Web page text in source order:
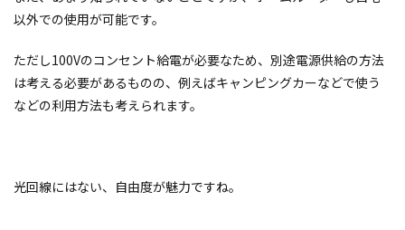
以外での使用が可能です。
ただし100Vのコンセント給電が必要なため、別途電源供給の方法
は考える必要があるものの、例えばキャンピングカーなどで使う
などの利用方法も考えられます。
光回線にはない、自由度が魅力ですね。